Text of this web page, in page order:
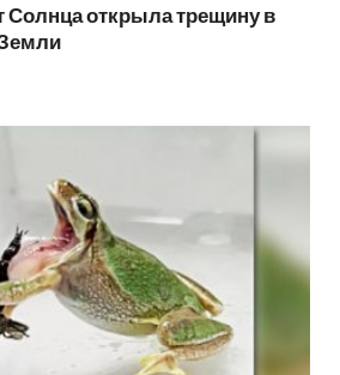
Солнца открыла трещину в